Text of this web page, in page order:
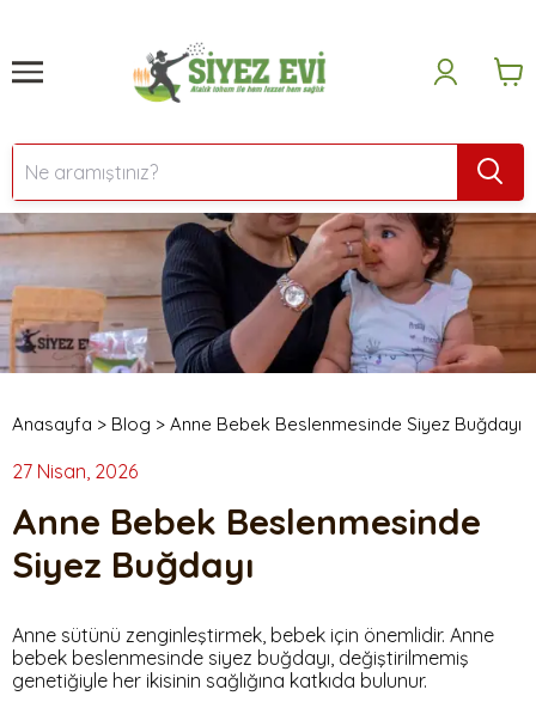
Anasayfa > Blog > Anne Bebek Beslenmesinde Siyez Buğdayı
27 Nisan, 2026
Anne Bebek Beslenmesinde
Siyez Buğdayı
Anne sütünü zenginleştirmek, bebek için önemlidir. Anne
bebek beslenmesinde siyez buğdayı, değiştirilmemiş
genetiğiyle her ikisinin sağlığına katkıda bulunur.